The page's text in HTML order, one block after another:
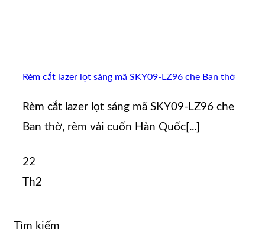
Rèm cắt lazer lọt sáng mã SKY09-LZ96 che Ban thờ
Rèm cắt lazer lọt sáng mã SKY09-LZ96 che
Ban thờ, rèm vải cuốn Hàn Quốc[...]
22
Th2
Tìm kiếm